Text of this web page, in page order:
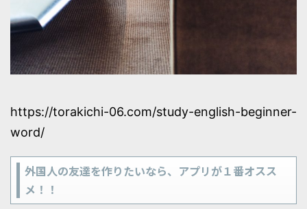
https://torakichi-06.com/study-english-beginner-
word/
外国人の友達を作りたいなら、アプリが１番オスス
メ！！